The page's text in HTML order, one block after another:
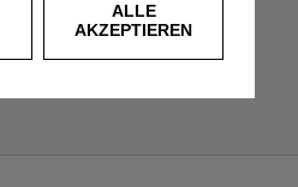
ALLE
AKZEPTIEREN